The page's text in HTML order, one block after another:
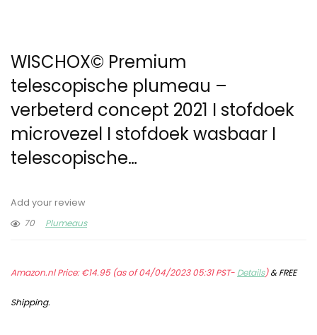
WISCHOX© Premium
telescopische plumeau –
verbeterd concept 2021 I stofdoek
microvezel I stofdoek wasbaar I
telescopische…
Add your review
70
Plumeaus
Amazon.nl Price:€14.95(as of 04/04/2023 05:31 PST- Details)&FREE
Shipping.